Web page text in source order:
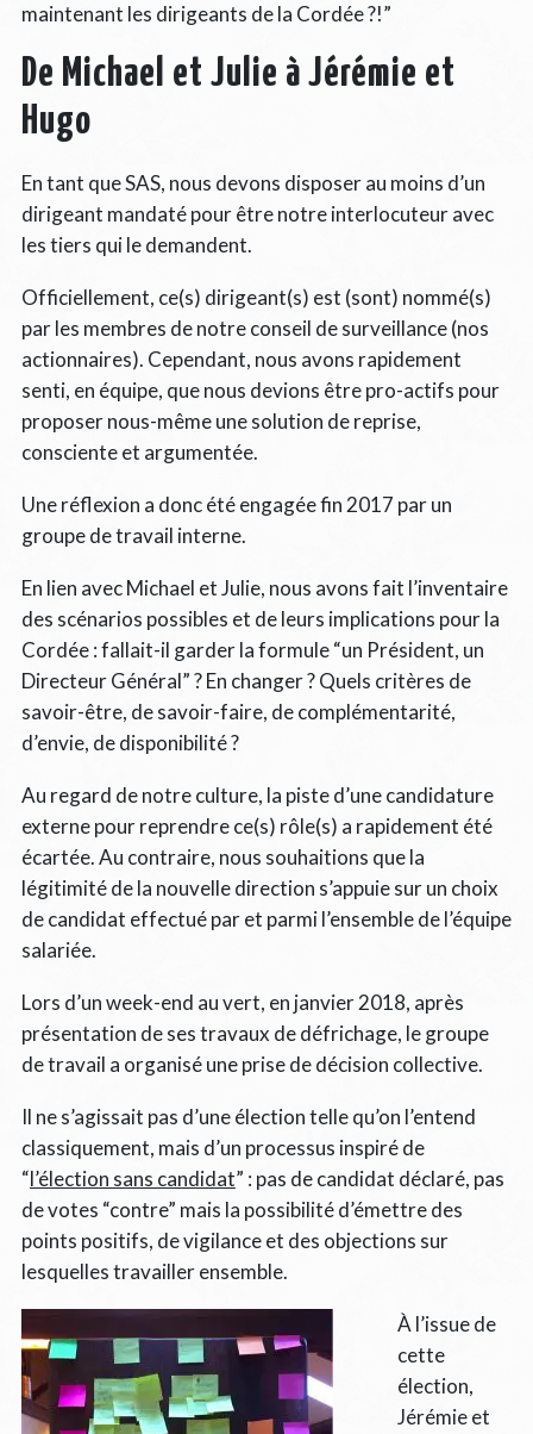
maintenant les dirigeants de la Cordée ?!”
De Michael et Julie à Jérémie et
Hugo
En tant que SAS, nous devons disposer au moins d’un
dirigeant mandaté pour être notre interlocuteur avec
les tiers qui le demandent.
Officiellement, ce(s) dirigeant(s) est (sont) nommé(s)
par les membres de notre conseil de surveillance (nos
actionnaires). Cependant, nous avons rapidement
senti, en équipe, que nous devions être pro-actifs pour
proposer nous-même une solution de reprise,
consciente et argumentée.
Une réflexion a donc été engagée fin 2017 par un
groupe de travail interne.
En lien avec Michael et Julie, nous avons fait l’inventaire
des scénarios possibles et de leurs implications pour la
Cordée : fallait-il garder la formule “un Président, un
Directeur Général” ? En changer ? Quels critères de
savoir-être, de savoir-faire, de complémentarité,
d’envie, de disponibilité ?
Au regard de notre culture, la piste d’une candidature
externe pour reprendre ce(s) rôle(s) a rapidement été
écartée. Au contraire, nous souhaitions que la
légitimité de la nouvelle direction s’appuie sur un choix
de candidat effectué par et parmi l’ensemble de l’équipe
salariée.
Lors d’un week-end au vert, en janvier 2018, après
présentation de ses travaux de défrichage, le groupe
de travail a organisé une prise de décision collective.
Il ne s’agissait pas d’une élection telle qu’on l’entend
classiquement, mais d’un processus inspiré de
“l’élection sans candidat” : pas de candidat déclaré, pas
de votes “contre” mais la possibilité d’émettre des
points positifs, de vigilance et des objections sur
lesquelles travailler ensemble.
À l’issue de
cette
élection,
Jérémie et